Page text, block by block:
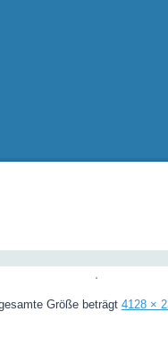
Größe beträgt 4128 ×